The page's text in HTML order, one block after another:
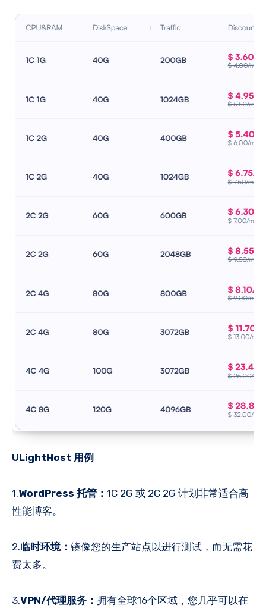
ULightHost 用例
1.WordPress 托管： 1C 2G 或 2C 2G 计划非常适合高
性能博客。
2.临时环境： 镜像您的生产站点以进行测试，而无需花
费太多。
3.VPN/代理服务： 拥有全球16个区域，您几乎可以在